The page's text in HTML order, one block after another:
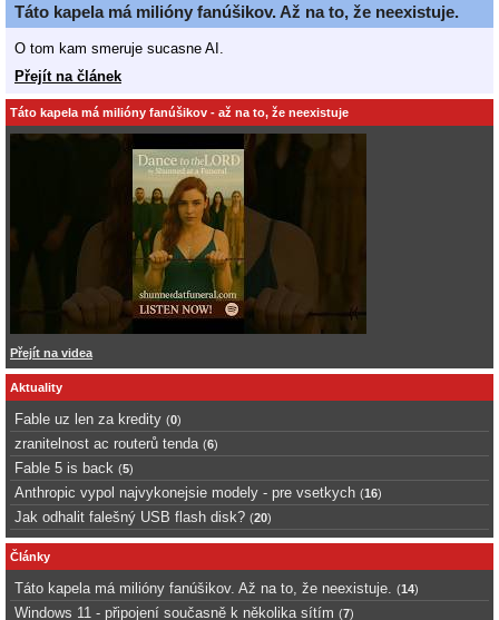
Táto kapela má milióny fanúšikov. Až na to, že neexistuje.
O tom kam smeruje sucasne AI.
Přejít na článek
Táto kapela má milióny fanúšikov - až na to, že neexistuje
Přejít na videa
Aktuality
Fable uz len za kredity (0)
zranitelnost ac routerů tenda (6)
Fable 5 is back (5)
Anthropic vypol najvykonejsie modely - pre vsetkych (16)
Jak odhalit falešný USB flash disk? (20)
Články
Táto kapela má milióny fanúšikov. Až na to, že neexistuje. (14)
Windows 11 - připojení současně k několika sítím (7)